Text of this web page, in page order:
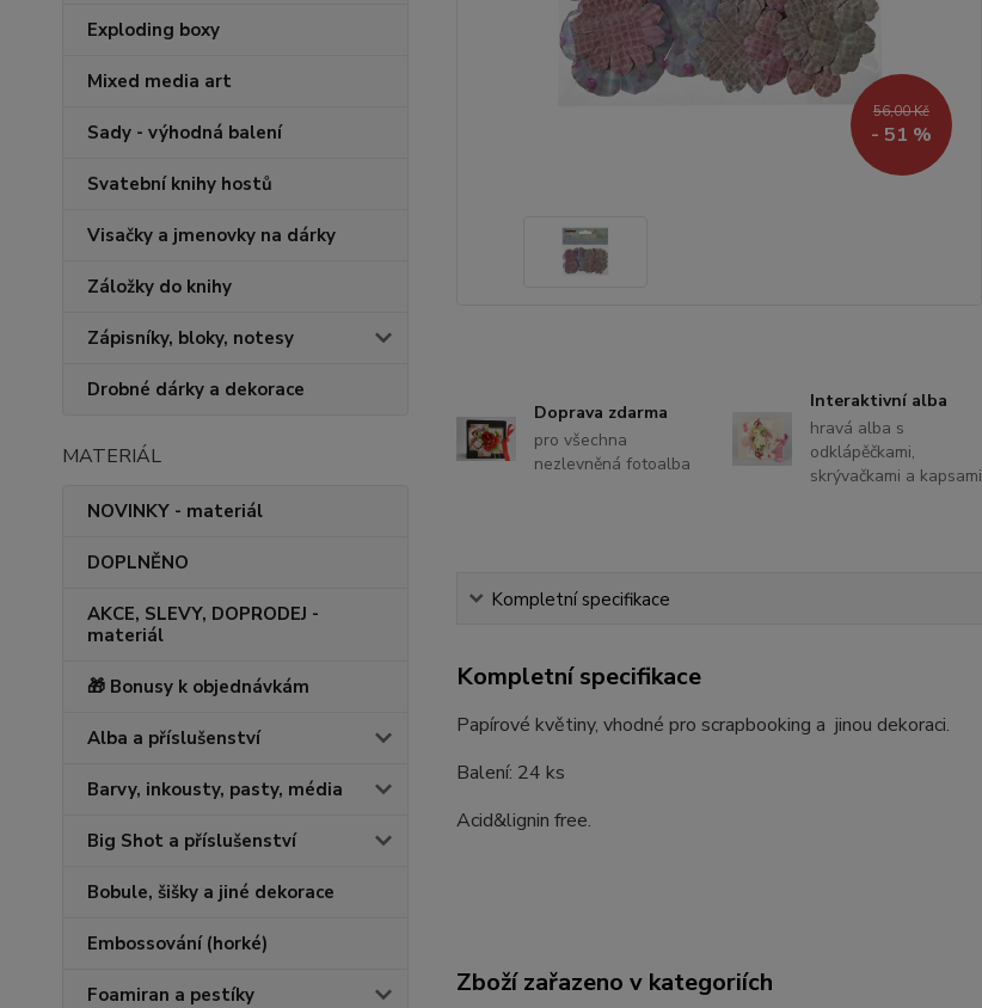
Exploding boxy
Mixed media art
Sady - výhodná balení
Svatební knihy hostů
Visačky a jmenovky na dárky
Záložky do knihy
Zápisníky, bloky, notesy
Drobné dárky a dekorace
MATERIÁL
NOVINKY - materiál
DOPLNĚNO
AKCE, SLEVY, DOPRODEJ -
materiál
🎁 Bonusy k objednávkám
Alba a příslušenství
Barvy, inkousty, pasty, média
Big Shot a příslušenství
Bobule, šišky a jiné dekorace
Embossování (horké)
Foamiran a pestíky
56,00 Kč
- 51 %
Doprava zdarma
pro všechna
nezlevněná fotoalba
Interaktivní alba
hravá alba s
odklápěčkami,
skrývačkami a kapsami
Kompletní specifikace
Kompletní specifikace
Papírové květiny, vhodné pro scrapbooking a jinou dekoraci.
Balení: 24 ks
Acid&lignin free.
Zboží zařazeno v kategoriích